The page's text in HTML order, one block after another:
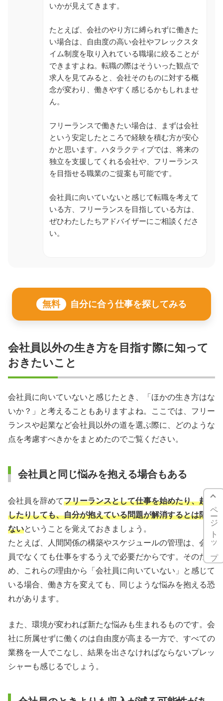
いかが見えてきます。
たとえば、会社のやり方に縛られずに働きた
い場合は、自由度の高い会社やフレックスタ
イム制度を取り入れている職場に絞ることが
できますよね。転職の際はそういった観点で
求人を見てみると、会社そのものに対する概
念が変わり、働きやすく感じるかもしれませ
ん。
フリーランスで働きたい場合は、まずは会社
という安定したところで経験を積む方が安心
かと思います。ハタラクティブでは、将来の
独立を支援してくれる会社や、フリーランス
を目指せる職業のご提案も可能です。
会社員に向いていないと感じて転職を考えて
いる方、フリーランスを目指している方は、
ぜひわたしたちアドバイザーにご相談くださ
い。
無料 自分に合う仕事を探してみる
会社員以外の生き方を目指す際に知って
おきたいこと
会社員に向いていないと感じたとき、「ほかの生き方はな
いか？」と考えることもありますよね。ここでは、フリー
ランスや起業など会社員以外の道を選ぶ際に、どのような
点を考慮すべきかをまとめたのでご覧ください。
会社員と同じ悩みを抱える場合もある
会社員を辞めてフリーランスとして仕事を始めたり、起業
したりしても、自分が抱えている問題が解消するとは限ら
ないということを覚えておきましょう。
たとえば、人間関係の構築やスケジュールの管理は、会社
員でなくても仕事をするうえで必要だからです。そのた
め、これらの理由から「会社員に向いていない」と感じて
いる場合、働き方を変えても、同じような悩みを抱える恐
れがあります。
また、環境が変われば新たな悩みも生まれるものです。会
社に所属せずに働くのは自由度が高まる一方で、すべての
業務を一人でこなし、結果を出さなければならないプレッ
シャーも感じるでしょう。
ページトップ